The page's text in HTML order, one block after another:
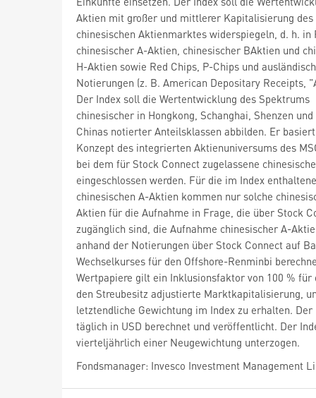
Aktien mit großer und mittlerer Kapitalisierung des
chinesischen Aktienmarktes widerspiegeln, d. h. in
chinesischer A-Aktien, chinesischer BAktien und
H-Aktien sowie Red Chips, P-Chips und
Notierungen (z. B. American Depositary Receipts,
Der Index soll die Wertentwicklung des Spektrums
chinesischer in Hongkong, Schanghai, Shenzen
Chinas notierter Anteilsklassen abbilden. Er
Konzept des integrierten Aktienuniversums des
bei dem für Stock Connect zugelassene
eingeschlossen werden. Für die im Index
chinesischen A-Aktien kommen nur solche
Aktien für die Aufnahme in Frage, die über Stock
zugänglich sind, die Aufnahme chinesischer A-
anhand der Notierungen über Stock Connect auf
Wechselkurses für den Offshore-Renminbi
Wertpapiere gilt ein Inklusionsfaktor von 100 % für
den Streubesitz adjustierte Marktkapitalisierung,
letztendliche Gewichtung im Index zu erhalten. Der
täglich in USD berechnet und veröffentlicht. Der
vierteljährlich einer Neugewichtung unterzogen.
Fondsmanager: Invesco Investment Management